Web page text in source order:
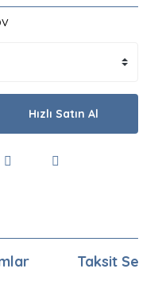
Hızlı Satın Al
Taksit